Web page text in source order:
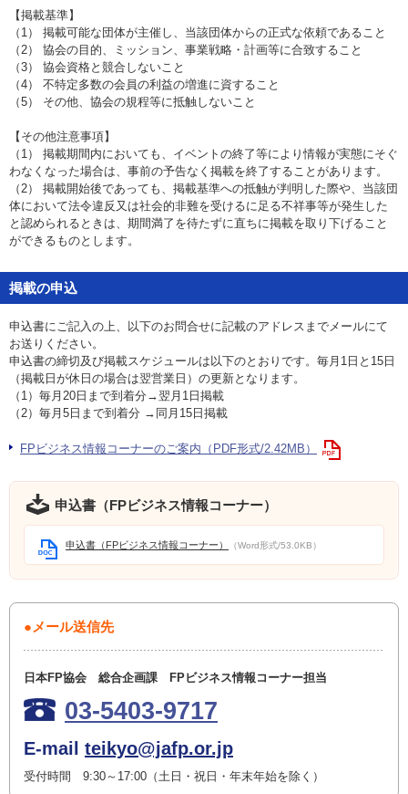
【掲載基準】
（1） 掲載可能な団体が主催し、当該団体からの正式な依頼であること
（2） 協会の目的、ミッション、事業戦略・計画等に合致すること
（3） 協会資格と競合しないこと
（4） 不特定多数の会員の利益の増進に資すること
（5） その他、協会の規程等に抵触しないこと
【その他注意事項】
（1） 掲載期間内においても、イベントの終了等により情報が実態にそぐ
わなくなった場合は、事前の予告なく掲載を終了することがあります。
（2） 掲載開始後であっても、掲載基準への抵触が判明した際や、当該団
体において法令違反又は社会的非難を受けるに足る不祥事等が発生した
と認められるときは、期間満了を待たずに直ちに掲載を取り下げること
ができるものとします。
掲載の申込
申込書にご記入の上、以下のお問合せに記載のアドレスまでメールにて
お送りください。
申込書の締切及び掲載スケジュールは以下のとおりです。毎月1日と15日
（掲載日が休日の場合は翌営業日）の更新となります。
（1）毎月20日まで到着分→翌月1日掲載
（2）毎月5日まで到着分 →同月15日掲載
FPビジネス情報コーナーのご案内（PDF形式/2.42MB）
申込書（FPビジネス情報コーナー）
申込書（FPビジネス情報コーナー） （Word形式/53.0KB）
●メール送信先
日本FP協会 総合企画課 FPビジネス情報コーナー担当
03-5403-9717
E-mail teikyo@jafp.or.jp
受付時間 9:30～17:00（土日・祝日・年末年始を除く）